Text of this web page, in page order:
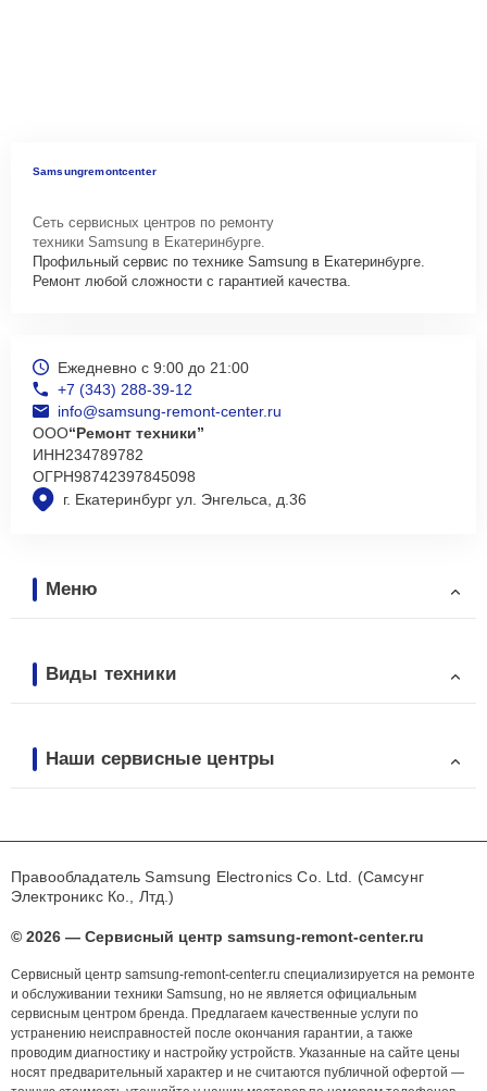
Samsungremontcenter
Сеть сервисных центров по ремонту
техники Samsung в Екатеринбурге.
Профильный сервис по технике Samsung в Екатеринбурге.
Ремонт любой сложности с гарантией качества.
г. Екатеринбург ул. Энгельса, д.36
Ежедневно с 9:00 до 21:00
+7 (343) 288-39-12
info@samsung-remont-center.ru
ООО“Ремонт техники”
ИНН234789782
ОГРН98742397845098
Меню
Виды техники
Наши сервисные центры
Правообладатель Samsung Electronics Co. Ltd. (Самсунг
Электроникс Ко., Лтд.)
© 2026 — Сервисный центр samsung-remont-center.ru
Сервисный центр samsung-remont-center.ru специализируется на ремонте
и обслуживании техники Samsung, но не является официальным
сервисным центром бренда. Предлагаем качественные услуги по
устранению неисправностей после окончания гарантии, а также
проводим диагностику и настройку устройств. Указанные на сайте цены
носят предварительный характер и не считаются публичной офертой —